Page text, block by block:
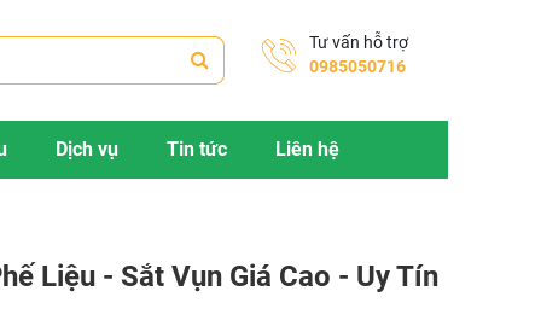
Tư vấn hỗ trợ
0985050716
Dịch vụ Tin tức Liên hệ
Liệu - Sắt Vụn Giá Cao - Uy Tín